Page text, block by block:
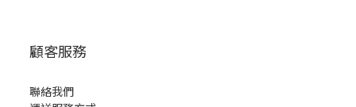
顧客服務
聯絡我們